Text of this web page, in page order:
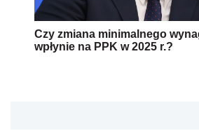
Czy zmiana minimalnego
wpłynie na PPK w 2025 r.?